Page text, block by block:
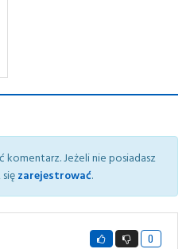
komentarz. Jeżeli nie posiadasz
zarejestrować.
0